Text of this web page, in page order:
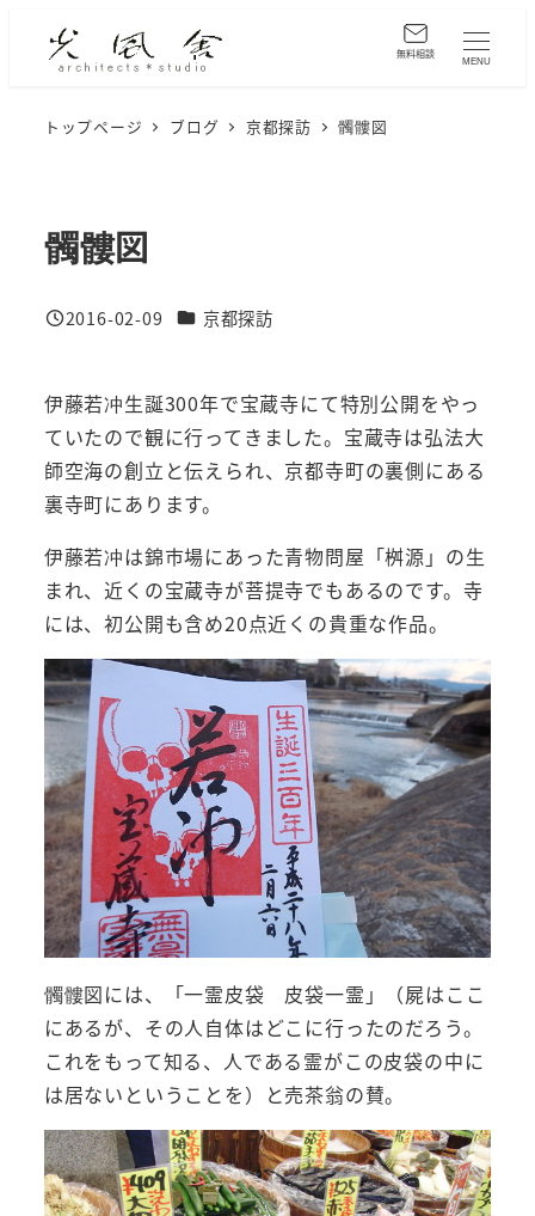
MENU
トップページ ブログ 京都探訪 髑髏図
髑髏図
投稿日
2016-02-09 カテゴリー
京都探訪
伊藤若冲生誕300年で宝蔵寺にて特別公開をやっ
ていたので観に行ってきました。宝蔵寺は弘法大
師空海の創立と伝えられ、京都寺町の裏側にある
裏寺町にあります。
伊藤若冲は錦市場にあった青物問屋「桝源」の生
まれ、近くの宝蔵寺が菩提寺でもあるのです。寺
には、初公開も含め20点近くの貴重な作品。
髑髏図には、「一霊皮袋 皮袋一霊」（屍はここ
にあるが、その人自体はどこに行ったのだろう。
これをもって知る、人である霊がこの皮袋の中に
は居ないということを）と売茶翁の賛。
無料相談